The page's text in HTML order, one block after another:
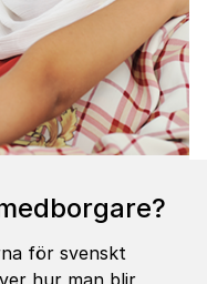
för svenskt